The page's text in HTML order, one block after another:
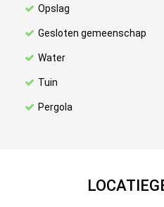
Opslag
Gesloten gemeenschap
Water
Tuin
Pergola